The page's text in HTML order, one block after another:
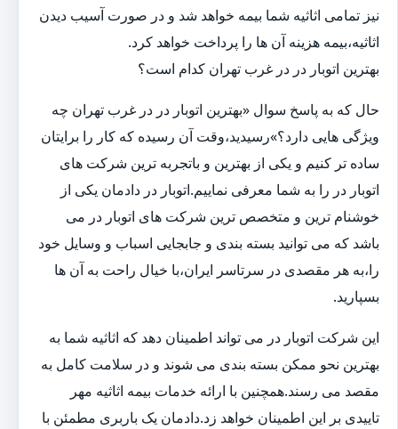
نیز تمامی اثاثیه شما بیمه خواهد شد و در صورت آسیب دیدن
اثاثیه،بیمه هزینه آن ها را پرداخت خواهد کرد.
بهترین اتوبار در در غرب تهران کدام است؟
حال که به پاسخ سوال «بهترین اتوبار در در غرب تهران چه
ویژگی هایی دارد؟»رسیدید،وقت آن رسیده که کار را برایتان
ساده تر کنیم و یکی از بهترین و باتجربه ترین شرکت های
اتوبار در را به شما معرفی نماییم.اتوبار در دادمان یکی از
خوشنام ترین و متخصص ترین شرکت های اتوبار در می
باشد که می توانید بسته بندی و جابجایی اسباب و وسایل خود
را،به هر مقصدی در سرتاسر ایران،با خیال راحت به آن ها
بسپارید.
این شرکت اتوبار در می تواند اطمینان دهد که اثاثیه شما به
بهترین نحو ممکن بسته بندی می شوند و در سلامت کامل به
مقصد می رسند.همچنین با ارائه خدمات بیمه اثاثیه مهر
تاییدی بر این اطمینان خواهد زد.دادمان یک باربری مطمئن با